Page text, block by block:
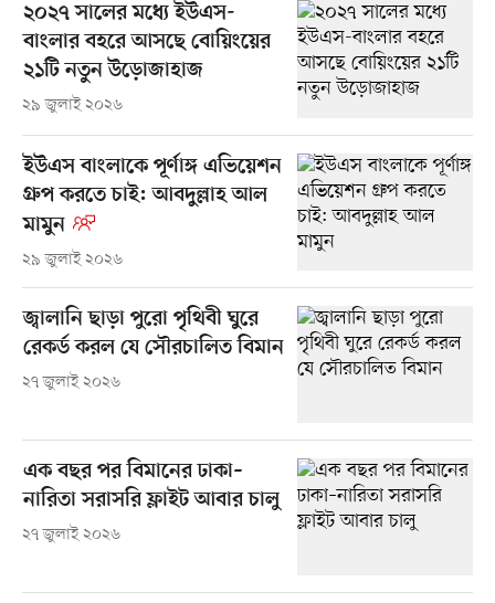
২০২৭ সালের মধ্যে ইউএস-
বাংলার বহরে আসছে বোয়িংয়ের
২১টি নতুন উড়োজাহাজ
২৯ জুলাই ২০২৬
ইউএস বাংলাকে পূর্ণাঙ্গ এভিয়েশন
গ্রুপ করতে চাই: আবদুল্লাহ আল
মামুন
২৯ জুলাই ২০২৬
জ্বালানি ছাড়া পুরো পৃথিবী ঘুরে
রেকর্ড করল যে সৌরচালিত বিমান
২৭ জুলাই ২০২৬
এক বছর পর বিমানের ঢাকা–
নারিতা সরাসরি ফ্লাইট আবার চালু
২৭ জুলাই ২০২৬